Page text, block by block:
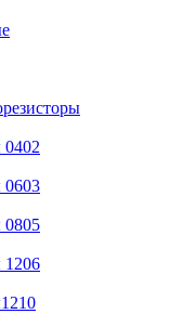
0603
0805
1206